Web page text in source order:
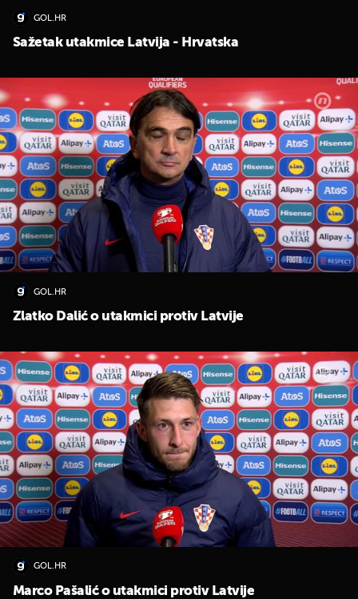
GOL.HR
Sažetak utakmice Latvija - Hrvatska
GOL.HR
Zlatko Dalić o utakmici protiv Latvije
GOL.HR
Marco Pašalić o utakmici protiv Latvije